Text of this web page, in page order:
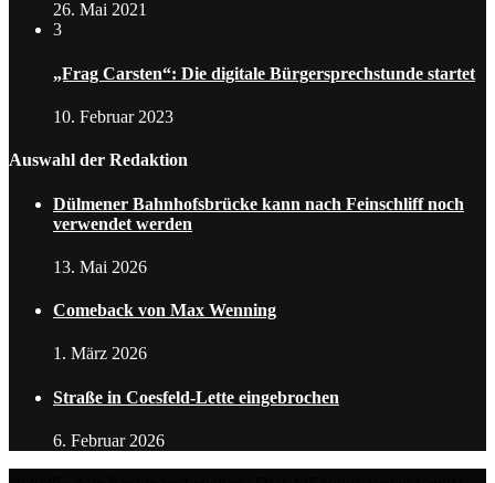
26. Mai 2021
3
„Frag Carsten“: Die digitale Bürgersprechstunde startet
10. Februar 2023
Auswahl der Redaktion
Dülmener Bahnhofsbrücke kann nach Feinschliff noch
verwendet werden
13. Mai 2026
Comeback von Max Wenning
1. März 2026
Straße in Coesfeld-Lette eingebrochen
6. Februar 2026